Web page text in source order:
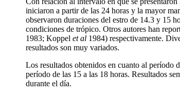
iniciaron a partir de las 24 horas y la mayor
observaron duraciones del estro de 14.3 y 15
condiciones de trópico. Otros autores han
1983; Koppel et al 1984) respectivamente.
resultados son muy variados.
Los resultados obtenidos en cuanto al período
período de las 15 a las 18 horas. Resultados
durante el día.